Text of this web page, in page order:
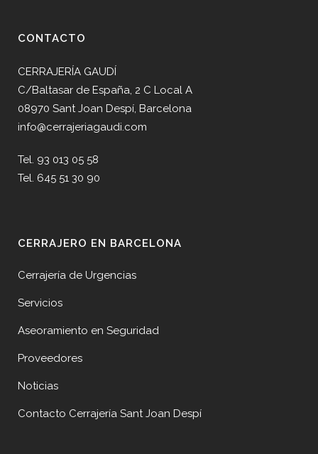
CONTACTO
CERRAJERÍA GAUDÍ
C/Baltasar de España, 2 C Local A
08970 Sant Joan Despí, Barcelona
info@cerrajeriagaudi.com
Tel. 93 013 05 58
Tel. 645 51 30 90
CERRAJERO EN BARCELONA
Cerrajería de Urgencias
Servicios
Aseoramiento en Seguridad
Proveedores
Noticias
Contacto Cerrajería Sant Joan Despí